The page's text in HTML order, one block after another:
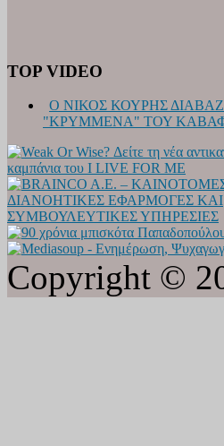
TOP VIDEO
Ο ΝΙΚΟΣ ΚΟΥΡΗΣ
"ΚΡΥΜΜΕΝΑ" ΤΟΥ
Copyright ©